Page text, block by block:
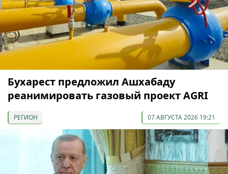
Бухарест предложил Ашхабаду
реанимировать газовый проект AGRI
РЕГИОН 07 АВГУСТА 2026 19:21